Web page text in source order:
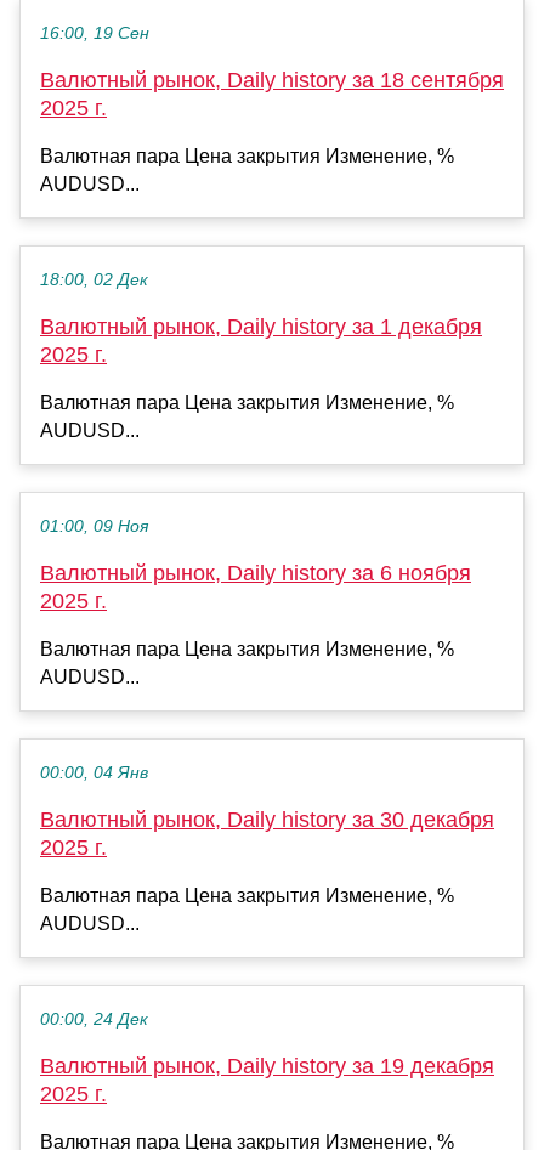
16:00, 19 Сен
Валютный рынок, Daily history за 18 сентября
2025 г.
Валютная пара Цена закрытия Изменение, %
AUDUSD...
18:00, 02 Дек
Валютный рынок, Daily history за 1 декабря
2025 г.
Валютная пара Цена закрытия Изменение, %
AUDUSD...
01:00, 09 Ноя
Валютный рынок, Daily history за 6 ноября
2025 г.
Валютная пара Цена закрытия Изменение, %
AUDUSD...
00:00, 04 Янв
Валютный рынок, Daily history за 30 декабря
2025 г.
Валютная пара Цена закрытия Изменение, %
AUDUSD...
00:00, 24 Дек
Валютный рынок, Daily history за 19 декабря
2025 г.
Валютная пара Цена закрытия Изменение, %